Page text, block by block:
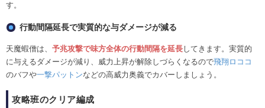
す。
行動間隔延長で実質的な与ダメージが減る
天魔蝦僧は、 予兆攻撃で味方全体の行動間隔を延長してきます。実質的
に与えるダメージが減り、威力上昇が解除しづらくなるので飛翔ロココ
のバフや一撃パットンなどの高威力奥義でカバーしましょう。
攻略班のクリア編成